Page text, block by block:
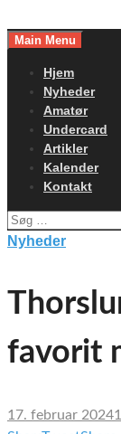
toMain Menu
Hjem
Nyheder
Amatør
Undercard
Artikler
Kalender
Kontakt
Søg
efter:
Nyheder
favorit
17. februar 2024